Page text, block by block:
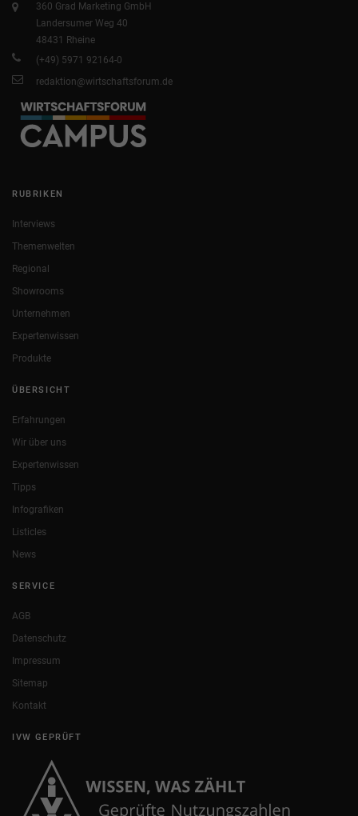
360 Grad Marketing GmbH
Landersumer Weg 40
48431 Rheine
(+49) 5971 92164-0
redaktion@wirtschaftsforum.de
RUBRIKEN
Interviews
Themenwelten
Regional
Showrooms
Unternehmen
Expertenwissen
Produkte
ÜBERSICHT
Erfahrungen
Wir über uns
Expertenwissen
Tipps
Infografiken
Listicles
News
SERVICE
AGB
Datenschutz
Impressum
Sitemap
Kontakt
IVW GEPRÜFT